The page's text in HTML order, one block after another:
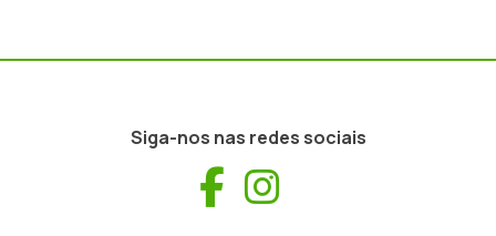
Siga-nos nas redes sociais
Facebook